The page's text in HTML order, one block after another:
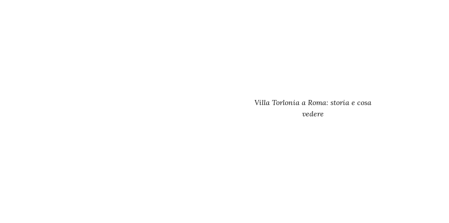
Villa Torlonia a Roma: storia e cosa
vedere